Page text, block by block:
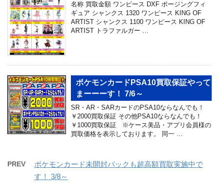
名称 買取金額 ワンピース DXF ポージングフィ
ギュア シャンクス 1320 ワンピース KING OF
ARTIST シャンクス 1100 ワンピース KING OF
ARTIST トラファルガー …
ポケモンカードPSA10買取保証やって
まーーーす！ 7/6～
SR・AR・SARカードのPSA10ならなんでも！
￥2000買取保証 その他PSA10ならなんでも！
￥1000買取保証 ※ケース美品・アプリ会員様の
買取価格を表示しております。 同一 …
PREV
ポケモンカード未開封パックも超高額買取実施中で
す！ 3/8～